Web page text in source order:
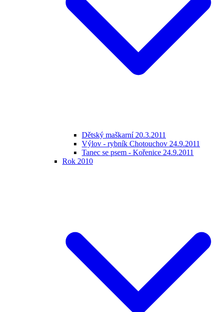
Dětský maškarní 20.3.2011
Výlov - rybník Chotouchov 24.9.2011
Tanec se psem - Kořenice 24.9.2011
Rok 2010